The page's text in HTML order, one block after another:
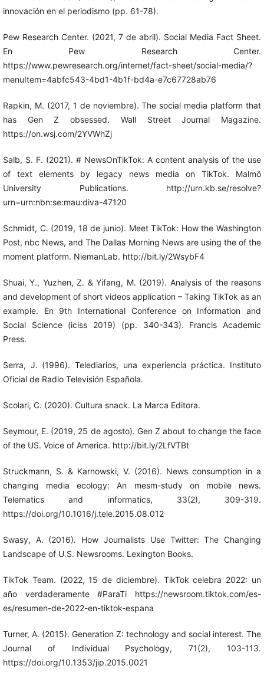
innovación en el periodismo (pp. 61-78).
Pew Research Center. (2021, 7 de abril). Social Media Fact Sheet.
En Pew Research Center.
https://www.pewresearch.org/internet/fact-sheet/social-media/?
menuItem=4abfc543-4bd1-4b1f-bd4a-e7c67728ab76
Rapkin, M. (2017, 1 de noviembre). The social media platform that
has Gen Z obsessed. Wall Street Journal Magazine.
https://on.wsj.com/2YVWhZj
Salb, S. F. (2021). # NewsOnTikTok: A content analysis of the use
of text elements by legacy news media on TikTok. Malmö
University Publications. http://urn.kb.se/resolve?
urn=urn:nbn:se:mau:diva-47120
Schmidt, C. (2019, 18 de junio). Meet TikTok: How the Washington
Post, nbc News, and The Dallas Morning News are using the of the
moment platform. NiemanLab. http://bit.ly/2WsybF4
Shuai, Y., Yuzhen, Z. & Yifang, M. (2019). Analysis of the reasons
and development of short videos application – Taking TikTok as an
example. En 9th International Conference on Information and
Social Science (iciss 2019) (pp. 340-343). Francis Academic
Press.
Serra, J. (1996). Telediarios, una experiencia práctica. Instituto
Oficial de Radio Televisión Española.
Scolari, C. (2020). Cultura snack. La Marca Editora.
Seymour, E. (2019, 25 de agosto). Gen Z about to change the face
of the US. Voice of America. http://bit.ly/2LfVTBt
Struckmann, S. & Karnowski, V. (2016). News consumption in a
changing media ecology: An mesm-study on mobile news.
Telematics and informatics, 33(2), 309-319.
https://doi.org/10.1016/j.tele.2015.08.012
Swasy, A. (2016). How Journalists Use Twitter: The Changing
Landscape of U.S. Newsrooms. Lexington Books.
TikTok Team. (2022, 15 de diciembre). TikTok celebra 2022: un
año verdaderamente #ParaTi https://newsroom.tiktok.com/es-
es/resumen-de-2022-en-tiktok-espana
Turner, A. (2015). Generation Z: technology and social interest. The
Journal of Individual Psychology, 71(2), 103-113.
https://doi.org/10.1353/jip.2015.0021